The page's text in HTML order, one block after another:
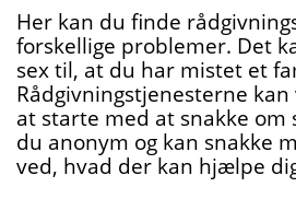
Her kan du finde
forskellige problemer. Det
sex til, at du har mistet et
Rådgivningstjenesterne
at starte med at snakke
du anonym og kan snakke
ved, hvad der kan hjælpe